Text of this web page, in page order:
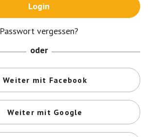
Login
Passwort vergessen?
oder
Weiter mit Facebook
Weiter mit Google